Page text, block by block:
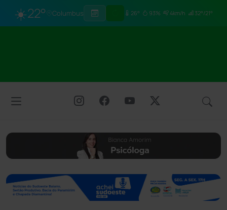
☀️22° Columbus 26° 93% 4km/h 32°/21°